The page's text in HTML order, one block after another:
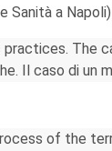
Sanità a Napoli)
The
Il caso di un
of the